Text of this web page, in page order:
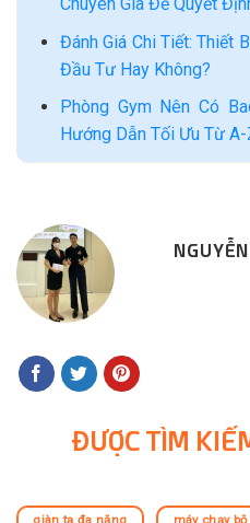
Đánh Giá Chi Tiết: Thiết
Đầu Tư Hay Không?
Phòng Gym Nên Có
Hướng Dẫn Tối Ưu Từ
ĐƯỢC TÌM